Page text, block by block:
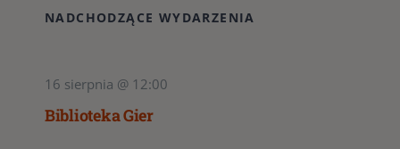
NADCHODZĄCE WYDARZENIA
16 sierpnia @ 12:00
Biblioteka Gier